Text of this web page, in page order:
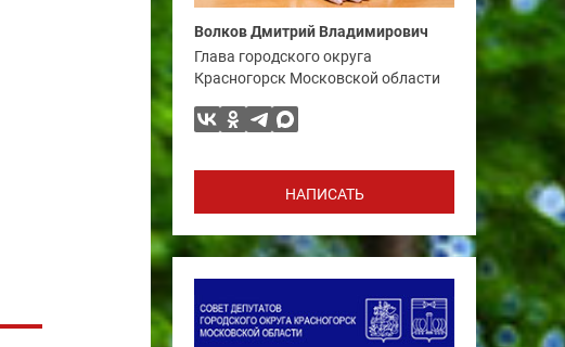
Волков Дмитрий Владимирович
Глава городского округа
Красногорск Московской области
НАПИСАТЬ